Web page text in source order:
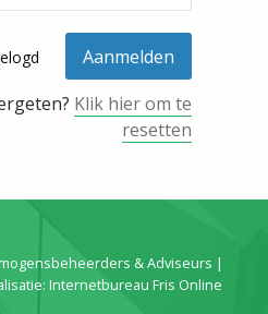
Klik hier om te
resetten
& Adviseurs |
Internetbureau Fris Online